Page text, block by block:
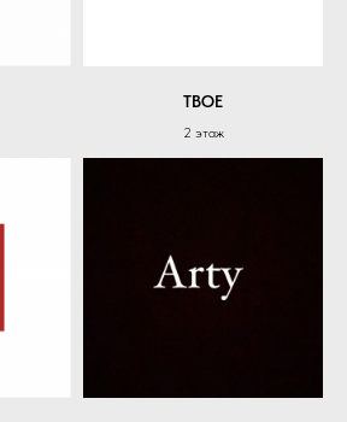
ТВОЕ
2 этаж